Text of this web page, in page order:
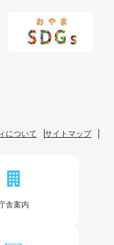
について
サイトマップ
舎案内